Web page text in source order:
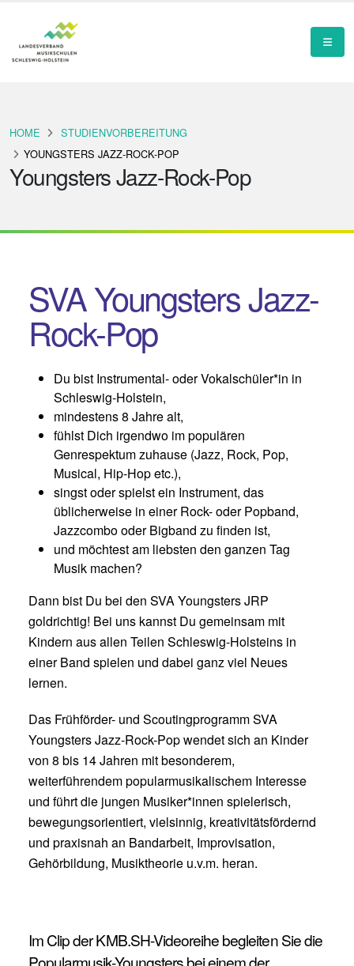
Youngsters Jazz-Rock-Pop
HOME
STUDIENVORBEREITUNG
YOUNGSTERS JAZZ-ROCK-POP
SVA Youngsters Jazz-
Rock-Pop
Du bist Instrumental- oder Vokalschüler*in in
Schleswig-Holstein,
mindestens 8 Jahre alt,
fühlst Dich irgendwo im populären
Genrespektum zuhause (Jazz, Rock, Pop,
Musical, Hip-Hop etc.),
singst oder spielst ein Instrument, das
üblicherweise in einer Rock- oder Popband,
Jazzcombo oder Bigband zu finden ist,
und möchtest am liebsten den ganzen Tag
Musik machen?
Dann bist Du bei den SVA Youngsters JRP
goldrichtig! Bei uns kannst Du gemeinsam mit
Kindern aus allen Teilen Schleswig-Holsteins in
einer Band spielen und dabei ganz viel Neues
lernen.
Das Frühförder- und Scoutingprogramm SVA
Youngsters Jazz-Rock-Pop wendet sich an Kinder
von 8 bis 14 Jahren mit besonderem,
weiterführendem popularmusikalischem Interesse
und führt die jungen Musiker*innen spielerisch,
bewegungsorientiert, vielsinnig, kreativitätsfördernd
und praxisnah an Bandarbeit, Improvisation,
Gehörbildung, Musiktheorie u.v.m. heran.
Im Clip der KMB.SH-Videoreihe begleiten Sie die
Popularmusik-Youngsters bei einem der